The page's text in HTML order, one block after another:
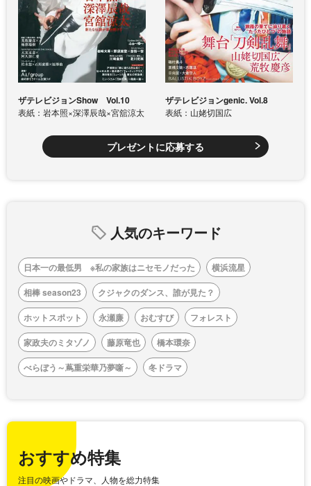
ザテレビジョンShow Vol.10
表紙：岩本照×深澤辰哉×宮舘涼太
ザテレビジョンgenic. Vol.8
表紙：山姥切国広
プレゼントに応募する
人気のキーワード
日本一の最低男 ※私の家族はニセモノだった
横浜流星
相棒 season23
クジャクのダンス、誰が見た？
ホットスポット
永瀬廉 おむすび
フォレスト
家政夫のミタゾノ
藤原竜也
橋本環奈
べらぼう～蔦重栄華乃夢噺～
冬ドラマ
おすすめ特集
注目の映画やドラマ、人物を総力特集